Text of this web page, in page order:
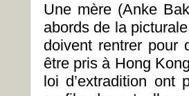
Une mère (Anke
abords de la
doivent rentrer pour
être pris à Hong
loi d’extradition ont